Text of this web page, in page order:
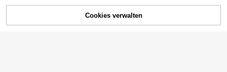
JETZT EINKAUFEN
Cookies verwalten